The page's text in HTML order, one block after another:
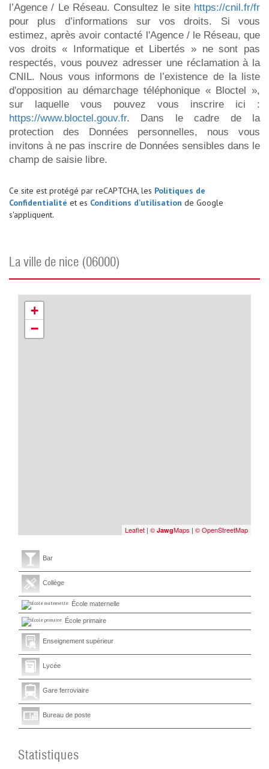
l’Agence / Le Réseau. Consultez le site https://cnil.fr/fr
pour plus d’informations sur vos droits. Si vous
estimez, après avoir contacté l'Agence / le Réseau, que
vos droits « Informatique et Libertés » ne sont pas
respectés, vous pouvez adresser une réclamation à la
CNIL. Nous vous informons de l’existence de la liste
d'opposition au démarchage téléphonique « Bloctel »,
sur laquelle vous pouvez vous inscrire ici :
https://www.bloctel.gouv.fr. Dans le cadre de la
protection des Données personnelles, nous vous
invitons à ne pas inscrire de Données sensibles dans le
champ de saisie libre.
Ce site est protégé par reCAPTCHA, les Politiques de
Confidentialité et es Conditions d'utilisation de Google
s'appliquent.
la ville de nice (06000)
+
−
Leaflet | © JawgMaps | © OpenStreetMap
Bar
Collège
École maternelle
École primaire
Enseignement supérieur
Lycée
Gare ferroviaire
Bureau de poste
Statistiques